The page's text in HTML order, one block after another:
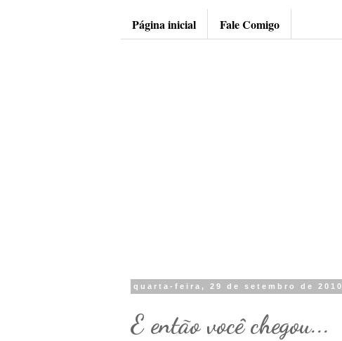
Página inicial Fale Comigo
quarta-feira, 29 de setembro de 2010
E então você chegou...